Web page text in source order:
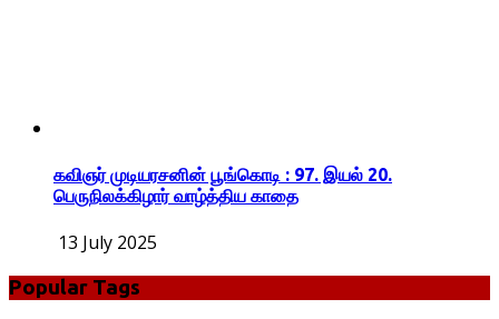
கவிஞர் முடியரசனின் பூங்கொடி : 97. இயல் 20.
பெருநிலக்கிழார் வாழ்த்திய காதை
13 July 2025
Popular Tags